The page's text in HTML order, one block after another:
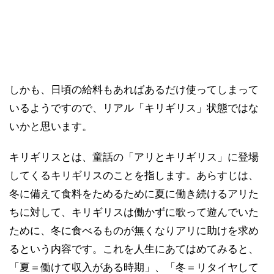
しかも、日頃の給料もあればあるだけ使ってしまって
いるようですので、リアル「キリギリス」状態ではな
いかと思います。
キリギリスとは、童話の「アリとキリギリス」に登場
してくるキリギリスのことを指します。あらすじは、
冬に備えて食料をためるために夏に働き続けるアリた
ちに対して、キリギリスは働かずに歌って遊んでいた
ために、冬に食べるものが無くなりアリに助けを求め
るという内容です。これを人生にあてはめてみると、
「夏＝働けて収入がある時期」、「冬＝リタイヤして